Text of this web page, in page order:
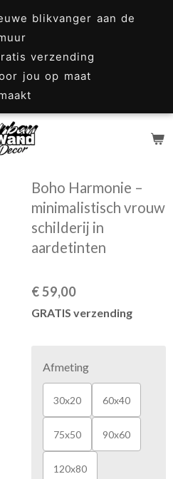
blikvanger aan de
verzending
jou op maat
Boho Harmonie –
minimalistisch vrouw
schilderij in
aardetinten
€ 59,00
GRATIS verzending
Afmeting
30x20 60x40
75x50 90x60
120x80